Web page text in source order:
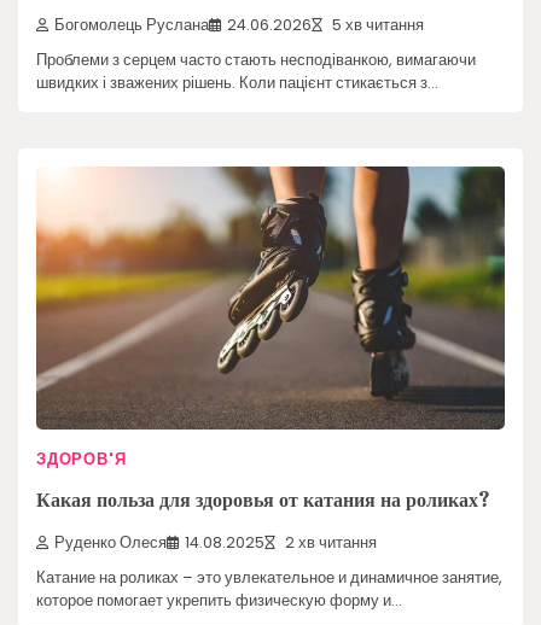
Богомолець Руслана 24.06.2026 5 хв читання
Проблеми з серцем часто стають несподіванкою, вимагаючи
швидких і зважених рішень. Коли пацієнт стикається з…
ЗДОРОВ'Я
Какая польза для здоровья от катания на роликах?
Руденко Олеся 14.08.2025 2 хв читання
Катание на роликах – это увлекательное и динамичное занятие,
которое помогает укрепить физическую форму и…